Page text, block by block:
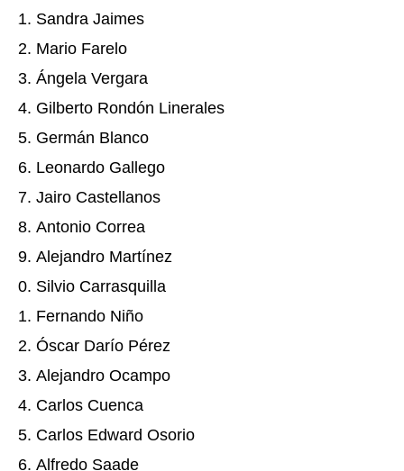
Sandra Jaimes
Mario Farelo
Ángela Vergara
Gilberto Rondón Linerales
Germán Blanco
Leonardo Gallego
Jairo Castellanos
Antonio Correa
Alejandro Martínez
Silvio Carrasquilla
Fernando Niño
Óscar Darío Pérez
Alejandro Ocampo
Carlos Cuenca
Carlos Edward Osorio
Alfredo Saade